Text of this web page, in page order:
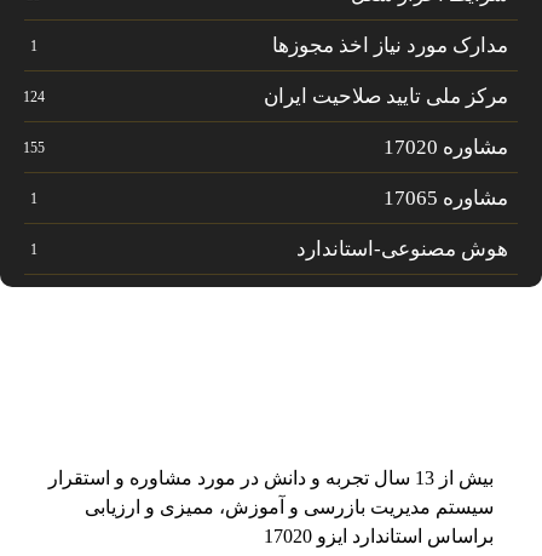
مدارک مورد نیاز اخذ مجوزها 1
مرکز ملی تایید صلاحیت ایران 124
مشاوره 17020 155
مشاوره 17065 1
هوش مصنوعی-استاندارد 1
بیش از 13 سال تجربه و دانش در مورد مشاوره و استقرار
سیستم مدیریت بازرسی و آموزش، ممیزی و ارزیابی
براساس استاندارد ایزو 17020